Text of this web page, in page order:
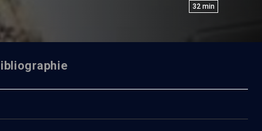
32 min